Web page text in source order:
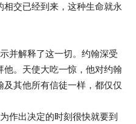
交已经到来，这种生命就永
并解释了这一切。约翰深受
。天使大吃一惊，他对约翰
其他所有信徒一样，都仅仅
作出决定的时刻很快就要到